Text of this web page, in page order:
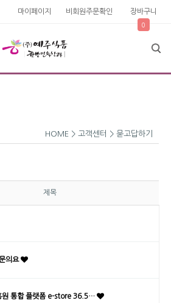
마이페이지 비회원주문확인 장바구니
0
HOME > 고객센터 > 묻고답하기
제목
의요
원 통합 플랫폼 e-store 36.5…